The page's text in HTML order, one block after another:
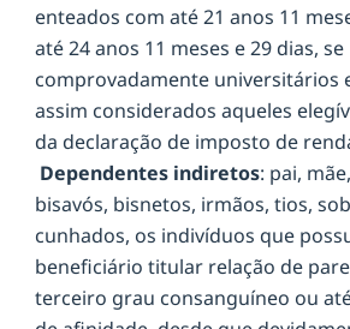
enteados com até 21 anos 11
até 24 anos 11 meses e 29 dias, se
comprovadamente universitários
assim considerados aqueles
da declaração de imposto de
Dependentes indiretos: pai,
bisavós, bisnetos, irmãos, tios,
cunhados, os indivíduos que
beneficiário titular relação de
terceiro grau consanguíneo ou